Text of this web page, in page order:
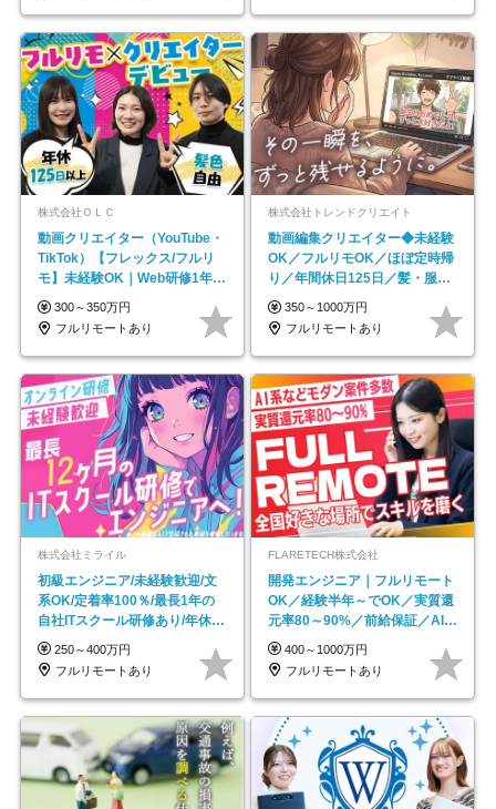
株式会社ＯＬＣ
動画クリエイター（YouTube・
TikTok）【フレックス/フルリ
モ】未経験OK｜Web研修1年間
｜副業OK
300～350万円
フルリモートあり
株式会社トレンドクリエイト
動画編集クリエイター◆未経験
OK／フルリモOK／ほぼ定時帰
り／年間休日125日／髪・服・
ネイル自由／副業OK
350～1000万円
フルリモートあり
株式会社ミライル
初級エンジニア/未経験歓迎/文
系OK/定着率100％/最長1年の
自社ITスクール研修あり/年休
130日
250～400万円
フルリモートあり
FLARETECH株式会社
開発エンジニア｜フルリモート
OK／経験半年～でOK／実質還
元率80～90%／前給保証／AI系
など最先端案件多数
400～1000万円
フルリモートあり